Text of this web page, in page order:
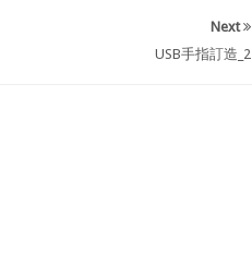
Next
USB手指訂造_2